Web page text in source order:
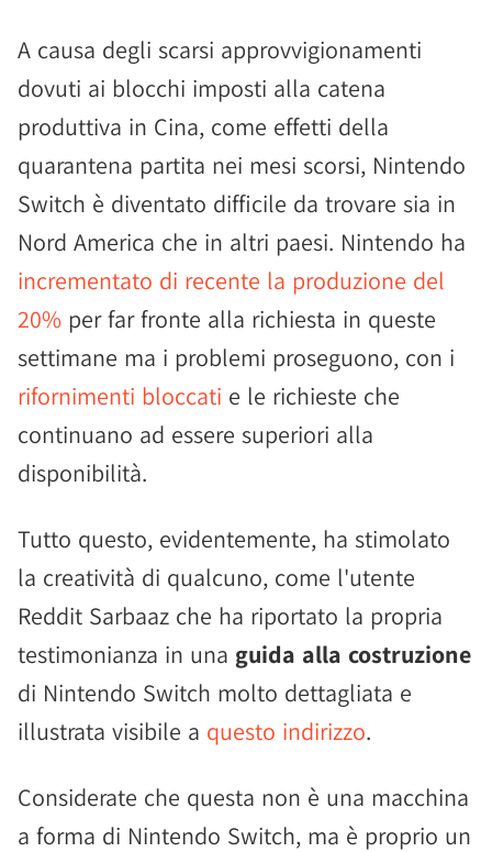
A causa degli scarsi approvvigionamenti
dovuti ai blocchi imposti alla catena
produttiva in Cina, come effetti della
quarantena partita nei mesi scorsi, Nintendo
Switch è diventato difficile da trovare sia in
Nord America che in altri paesi. Nintendo ha
incrementato di recente la produzione del
20% per far fronte alla richiesta in queste
settimane ma i problemi proseguono, con i
rifornimenti bloccati e le richieste che
continuano ad essere superiori alla
disponibilità.
Tutto questo, evidentemente, ha stimolato
la creatività di qualcuno, come l'utente
Reddit Sarbaaz che ha riportato la propria
testimonianza in una guida alla costruzione
di Nintendo Switch molto dettagliata e
illustrata visibile a questo indirizzo.
Considerate che questa non è una macchina
a forma di Nintendo Switch, ma è proprio un